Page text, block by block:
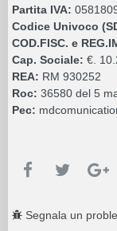
Partita IVA:
Codice Univoco
COD.FISC. e
Cap. Sociale: €.
REA: RM 930252
Roc: 36580 del 5
Pec:
Segnala un